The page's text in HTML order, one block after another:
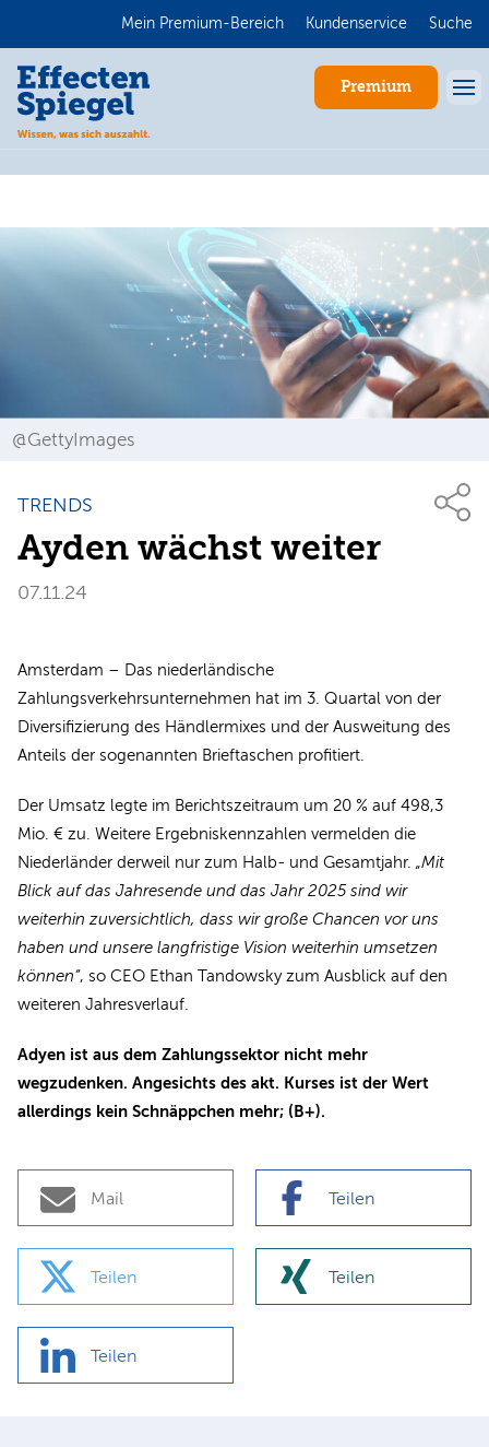
Mein Premium-Bereich Kundenservice Suche
Premium
@GettyImages
TRENDS
Ayden wächst weiter
07.11.24
Amsterdam – Das niederländische
Zahlungsverkehrsunternehmen hat im 3. Quartal von der
Diversifizierung des Händlermixes und der Ausweitung des
Anteils der sogenannten Brieftaschen profitiert.
Der Umsatz legte im Berichtszeitraum um 20 % auf 498,3
Mio. € zu. Weitere Ergebniskennzahlen vermelden die
Niederländer derweil nur zum Halb- und Gesamtjahr. „Mit
Blick auf das Jahresende und das Jahr 2025 sind wir
weiterhin zuversichtlich, dass wir große Chancen vor uns
haben und unsere langfristige Vision weiterhin umsetzen
können“, so CEO Ethan Tandowsky zum Ausblick auf den
weiteren Jahresverlauf.
Adyen ist aus dem Zahlungssektor nicht mehr
wegzudenken. Angesichts des akt. Kurses ist der Wert
allerdings kein Schnäppchen mehr; (B+).
Mail Teilen
Teilen Teilen
Teilen